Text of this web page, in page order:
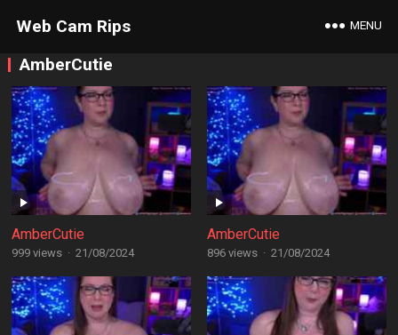
Web Cam Rips MENU
AmberCutie
AmberCutie
999 views · 21/08/2024
AmberCutie
896 views · 21/08/2024